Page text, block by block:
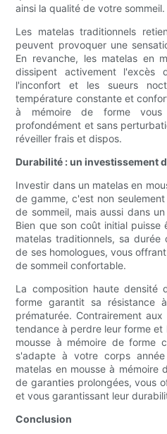
ainsi la qualité de votre sommeil.
Les matelas traditionnels
peuvent provoquer une
En revanche, les matelas en
dissipent activement l'excès
l'inconfort et les sueurs
température constante et
à mémoire de forme
profondément et sans
réveiller frais et dispos.
Durabilité : un investissement
Investir dans un matelas en
de gamme, c'est non
de sommeil, mais aussi dans
Bien que son coût initial
matelas traditionnels, sa
de ses homologues, vous
de sommeil confortable.
La composition haute densité
forme garantit sa résistance
prématurée. Contrairement
tendance à perdre leur forme et
mousse à mémoire de forme
s'adapte à votre corps
matelas en mousse à mémoire
de garanties prolongées, vous
et vous garantissant leur
Conclusion